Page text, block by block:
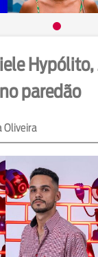
Hypólito,
paredão
Oliveira